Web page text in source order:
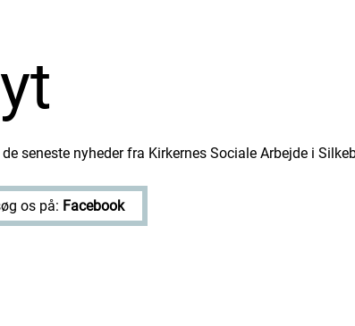
seneste nyheder fra Kirkernes Sociale Arbejde i
os på: Facebook